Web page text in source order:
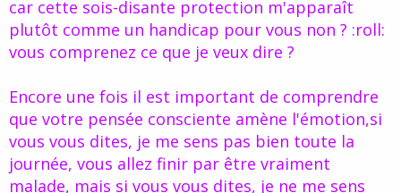
car cette sois-disante protection m'apparaît
plutôt comme un handicap pour vous non ? :roll:
vous comprenez ce que je veux dire ?
Encore une fois il est important de comprendre
que votre pensée consciente amène l'émotion,si
vous vous dites, je me sens pas bien toute la
journée, vous allez finir par être vraiment
malade, mais si vous vous dites, je ne me sens